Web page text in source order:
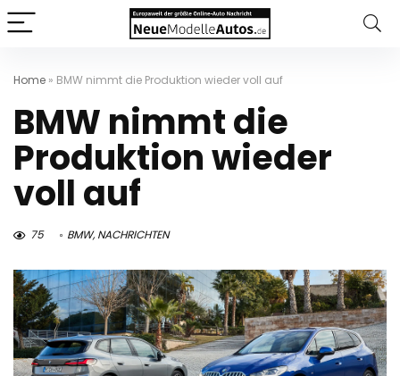
Home » BMW nimmt die Produktion wieder voll auf
BMW nimmt die
Produktion wieder
voll auf
75 BMW,NACHRICHTEN